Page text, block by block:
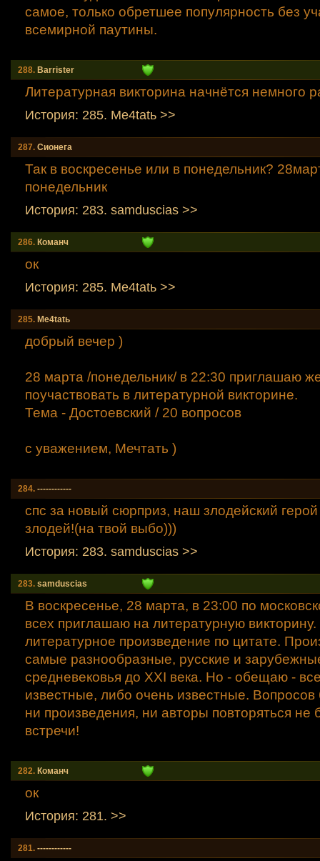
самое, только обретшее популярность без
всемирной паутины.
288. Barrister
Литературная викторина начнётся немного
История: 285. Me4tatь >>
287. Сионега
Так в воскресенье или в понедельник?
понедельник
История: 283. samduscias >>
286. Команч
ок
История: 285. Me4tatь >>
285. Me4tatь
добрый вечер )
28 марта /понедельник/ в 22:30 приглашаю
поучаствовать в литературной викторине.
Тема - Достоевский / 20 вопросов
с уважением, Мечтать )
284. ------------
спс за новый сюрприз, наш злодейский
злодей!(на твой выбо)))
История: 283. samduscias >>
283. samduscias
В воскресенье, 28 марта, в 23:00 по
всех приглашаю на литературную викторину.
литературное произведение по цитате.
самые разнообразные, русские и
средневековья до XXI века. Но - обещаю -
известные, либо очень известные. Вопросов
ни произведения, ни авторы повторяться не
встречи!
282. Команч
ок
История: 281. >>
281. ------------